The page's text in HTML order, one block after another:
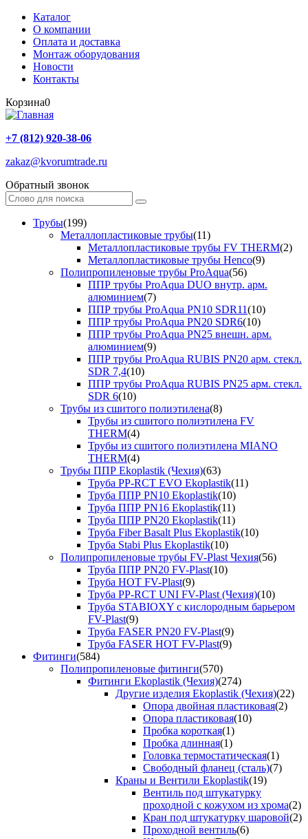
Каталог
О компании
Оплата и доставка
Монтаж оборудования
Новости
Контакты
Корзина0
+7 (812) 920-38-06
zakaz@kvorumtrade.ru
Обратный звонок
Трубы(199)
Металлопластиковые трубы(11)
Металлопластиковые трубы FV THERM(2)
Металлопластиковые трубы Henco(9)
Полипропиленовые трубы ProAqua(56)
ППР трубы ProAqua DUO внутр. арм.
алюминием(7)
ППР трубы ProAqua PN10 SDR11(10)
ППР трубы ProAqua PN20 SDR6(10)
ППР трубы ProAqua PN25 внешн. арм.
алюминием(9)
ППР трубы ProAqua RUBIS PN20 арм. стекл.
SDR 7,4(10)
ППР трубы ProAqua RUBIS PN25 арм. стекл.
SDR 6(10)
Трубы из сшитого полиэтилена(8)
Трубы из сшитого полиэтилена FV
THERM(4)
Трубы из сшитого полиэтилена MIANO
THERM(4)
Трубы ППР Ekoplastik (Чехия)(63)
Труба PP-RCT EVO Ekoplastik(11)
Труба ППР PN10 Ekoplastik(10)
Труба ППР PN16 Ekoplastik(11)
Труба ППР PN20 Ekoplastik(11)
Труба Fiber Basalt Plus Ekoplastik(10)
Труба Stabi Plus Ekoplastik(10)
Полипропиленовые трубы FV-Plast Чехия(56)
Труба ППР PN20 FV-Plast(10)
Труба HOT FV-Plast(9)
Труба PP-RCT UNI FV-Plast (Чехия)(10)
Труба STABIOXY с кислородным барьером
FV-Plast(9)
Труба FASER PN20 FV-Plast(9)
Труба FASER HOT FV-Plast(9)
Фитинги(584)
Полипропиленовые фитинги(570)
Фитинги Ekoplastik (Чехия)(274)
Другие изделия Ekoplastik (Чехия)(22)
Опора двойная пластиковая(2)
Опора пластиковая(10)
Пробка короткая(1)
Пробка длинная(1)
Головка термостатическая(1)
Свободный фланец (сталь)(7)
Краны и Вентили Ekoplastik(19)
Вентиль под штукатурку
проходной с кожухом из хрома(2)
Кран под штукатурку шаровой(2)
Проходной вентиль(6)